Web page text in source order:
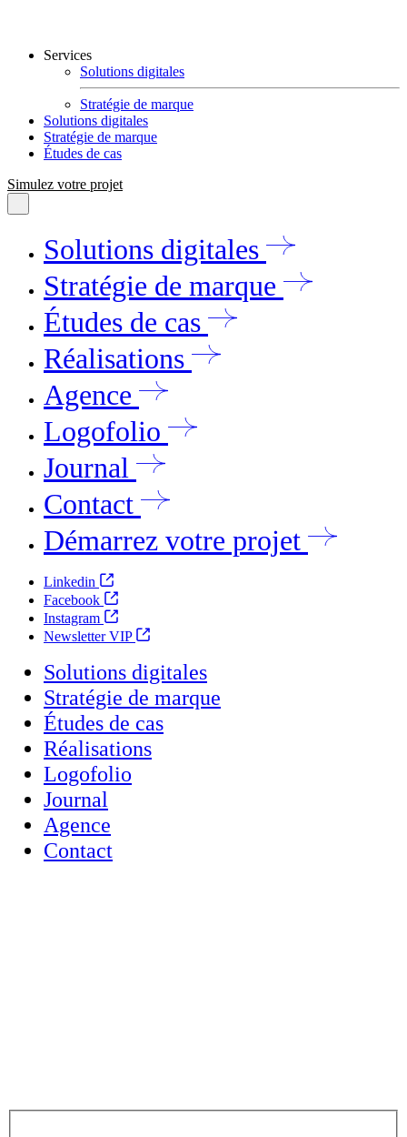
Services
Solutions digitales
Stratégie de marque
Solutions digitales
Stratégie de marque
Études de cas
Simulez votre projet
Solutions digitales
Stratégie de marque
Études de cas
Réalisations
Agence
Logofolio
Journal
Contact
Démarrez votre projet
Linkedin
Facebook
Instagram
Newsletter VIP
Solutions digitales
Stratégie de marque
Études de cas
Réalisations
Logofolio
Journal
Agence
Contact